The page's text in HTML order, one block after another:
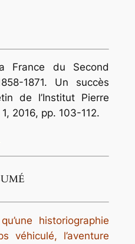
France du Second
1871. Un succès
de l’Institut Pierre
2016, pp. 103-112.
historiographie
véhiculé, l’aventure